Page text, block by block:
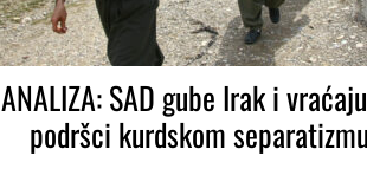
ANALIZA: SAD gube Irak i
podršci kurdskom